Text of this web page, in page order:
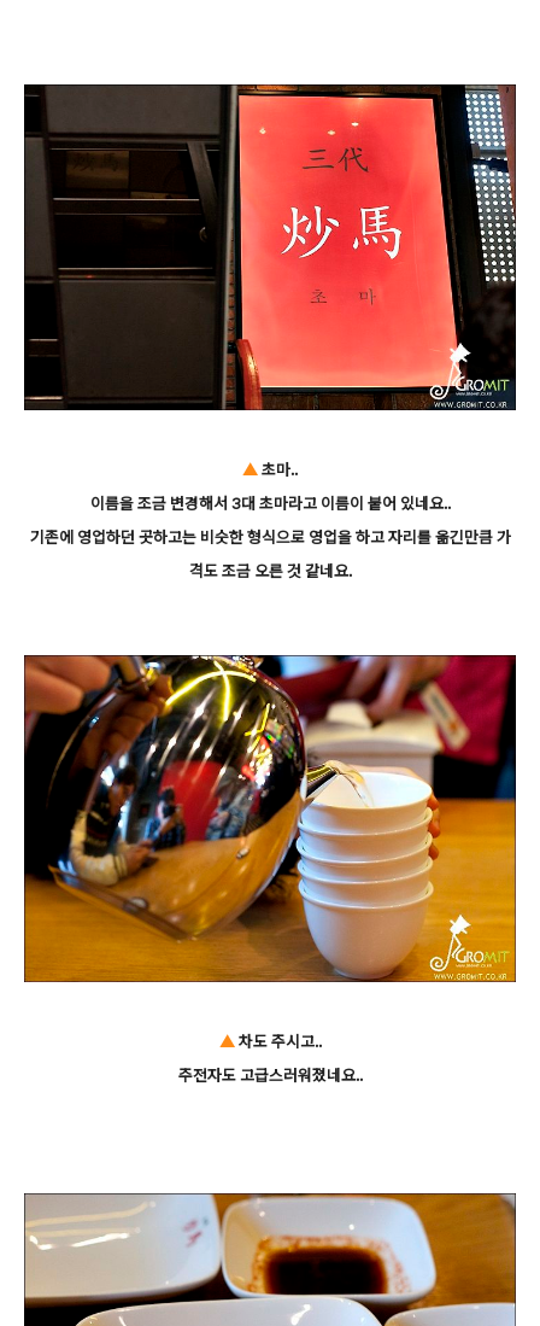
▲초마..
이름을 조금 변경해서 3대 초마라고 이름이 붙어 있네요..
기존에 영업하던 곳하고는 비슷한 형식으로 영업을 하고 자리를 옮긴만큼 가
격도 조금 오른 것 같네요.
▲차도 주시고..
주전자도 고급스러워졌네요..